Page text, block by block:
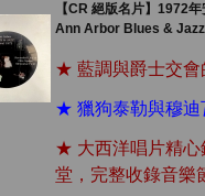
【CR 絕版名片】1972
Ann Arbor Blues &
★ 藍調與爵士交會
★ 獵狗泰勒與穆迪
★ 大西洋唱片精心
堂，完整收錄音樂